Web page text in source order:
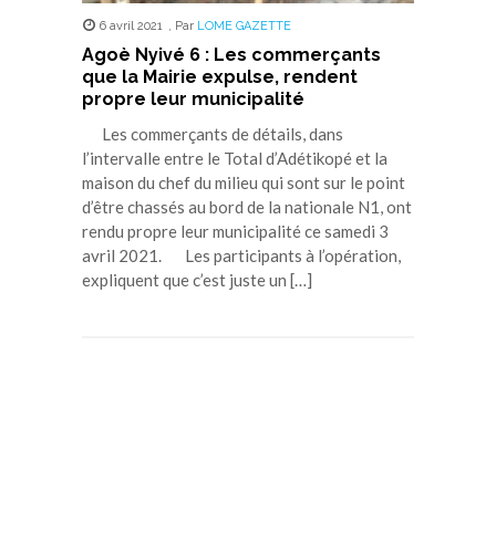
6 avril 2021 , Par LOME GAZETTE
Agoè Nyivé 6 : Les commerçants
que la Mairie expulse, rendent
propre leur municipalité
Les commerçants de détails, dans
l’intervalle entre le Total d’Adétikopé et la
maison du chef du milieu qui sont sur le point
d’être chassés au bord de la nationale N1, ont
rendu propre leur municipalité ce samedi 3
avril 2021. Les participants à l’opération,
expliquent que c’est juste un […]